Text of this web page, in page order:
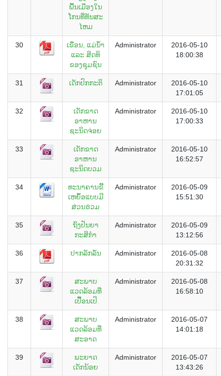
ພື້ນເມືອງໃນ
ໂກນທີ່ທັນສະ
ໄຫມ
30
ເຂື່ອນ, ແມ່ນ້ຳ
ແລະ ສິດທິ
ຂອງຊຸມຊົນ
Administrator
2016-05-10
18:00:38
31 ເດັກປົກກະຕິ Administrator
2016-05-10
17:01:05
32
ເດັກຂາດ
ອາຫານ
ຊະນິດຈ່ອຍ
Administrator
2016-05-10
17:00:33
33
ເດັກຂາດ
ອາຫານ
ຊະນິດບວມ
Administrator
2016-05-10
16:52:57
34
ທະນາຄານຂີ້
ເຫຍຶ້ອແບບມີ
ສ່ວນຮ່ວມ
Administrator
2016-05-09
15:51:30
35
ຖົງປັນຍາ
ກະສິກຳ
Administrator
2016-05-09
13:12:56
36 ປາກລັກລັ່ນ Administrator
2016-05-08
20:31:32
37
ສະພາບ
ແວດລ້ອມທີ່
ເປື້ອນເປິ
Administrator
2016-05-08
16:58:10
38
ສະພາບ
ແວດລ້ອມທີ່
ສະອາດ
Administrator
2016-05-07
14:01:18
39
ພະຍາດ
ເດັກນ້ອຍ
Administrator
2016-05-07
13:43:26